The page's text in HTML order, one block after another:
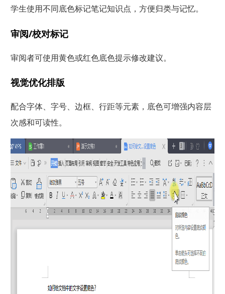
学生使用不同底色标记笔记知识点，方便归类与记忆。
审阅/校对标记
审阅者可使用黄色或红色底色提示修改建议。
视觉优化排版
配合字体、字号、边框、行距等元素，底色可增强内容层
次感和可读性。